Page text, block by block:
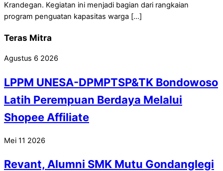
Krandegan. Kegiatan ini menjadi bagian dari rangkaian
program penguatan kapasitas warga […]
Teras Mitra
Agustus 6 2026
LPPM UNESA-DPMPTSP&TK Bondowoso
Latih Perempuan Berdaya Melalui
Shopee Affiliate
Mei 11 2026
Revant, Alumni SMK Mutu Gondanglegi